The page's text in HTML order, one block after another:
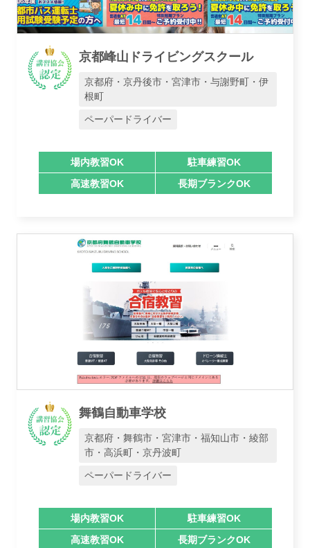
おすすめ業者
運営会社
業者様登録はこちら
京都峰山ドライビングスクール
京都府・京丹後市・宮津市・与謝野町・伊
根町
ペーパードライバー
場内教習OK
駐車練習OK
高速教習OK
長期ブランクOK
舞鶴自動車学校
京都府・舞鶴市・宮津市・福知山市・綾部
市・高浜町・京丹波町
ペーパードライバー
場内教習OK
駐車練習OK
高速教習OK
長期ブランクOK